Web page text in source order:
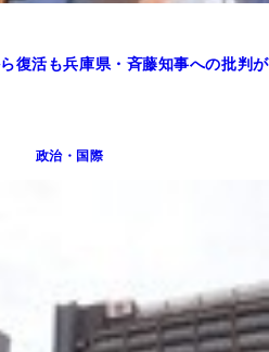
復活も兵庫県・斉藤知事への批判が
政治・国際